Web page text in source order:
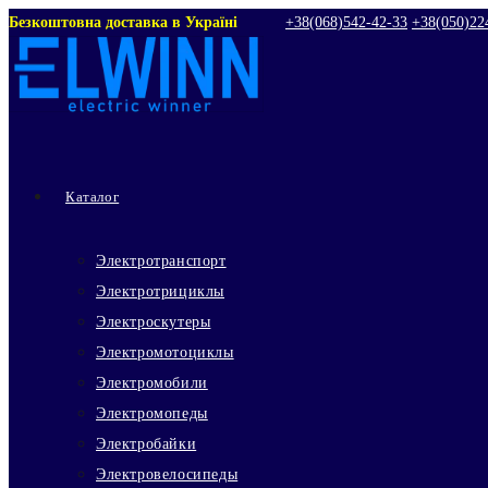
Перейти
содержимому
Безкоштовна доставка в Україні +38(068)542‑42‑33
Каталог
Электротранспорт
Электротрициклы
Электроскутеры
Электромотоциклы
Электромобили
Электромопеды
Электробайки
Электровелосипеды